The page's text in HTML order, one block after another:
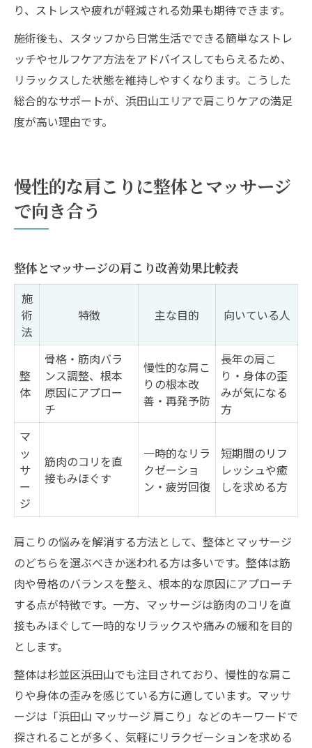
り、ストレスや疲れが軽減される効果も期待できます。
施術後も、スタッフから日常生活でできる簡単なストレ
ッチやセルフケア方法をアドバイスしてもらえるため、
リラックスした状態を維持しやすくなります。こうした
総合的なサポートが、浜田山エリアで肩こりケアの満足
度が高い理由です。
慢性的な肩こりに整体とマッサージ
で向き合う
整体とマッサージの肩こり改善効果比較表
施
術
法
特徴 主な目的 向いている人
整
体
骨格・筋肉バラ
ンス調整、根本
原因にアプロー
チ
慢性的な肩こ
りの根本改
善・再発予防
長年の肩こ
り・身体の歪
みが気になる
方
マ
ッ
サ
ー
ジ
筋肉のコリを直
接もみほぐす
一時的なリラ
クゼーショ
ン・疲労回復
短期間のリフ
レッシュや癒
しを求める方
肩こりの悩みを解消する方法として、整体とマッサージ
のどちらを選ぶべきか迷われる方は多いです。整体は筋
肉や骨格のバランスを整え、根本的な原因にアプローチ
する点が特徴です。一方、マッサージは筋肉のコリを直
接もみほぐして一時的なリラックスや痛みの緩和を目的
とします。
整体は杉並区浜田山でも注目されており、慢性的な肩こ
りや身体の歪みを感じている方に適しています。マッサ
ージは「浜田山 マッサージ 肩こり」などのキーワードで
探されることが多く、気軽にリラクゼーションを求める